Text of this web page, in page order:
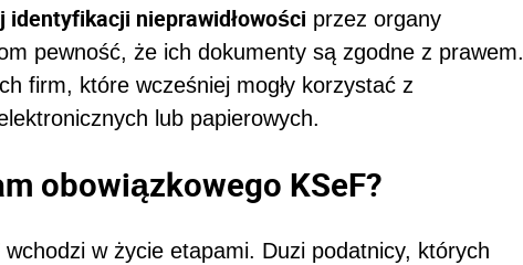
identyfikacji nieprawidłowości przez organy
pewność, że ich dokumenty są zgodne z prawem.
firm, które wcześniej mogły korzystać z
lub papierowych.
obowiązkowego KSeF?
w życie etapami. Duzi podatnicy, których